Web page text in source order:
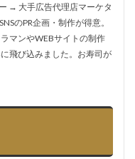
→ 大手広告代理店マーケタ
のPR企画・制作が得意。
マンやWEBサイトの制作
飛び込みました。お寿司が